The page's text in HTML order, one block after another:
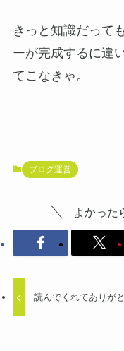
きっと知識だって
ーが完成するに違
てこなきゃ。
ブログ運営
よかった
読んでくれてありが